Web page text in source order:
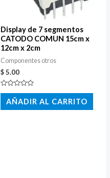
Display de 7 segmentos
CATODO COMUN 15cm x
12cm x 2cm
Componentes otros
$5.00
Valorado
con
de
AÑADIR AL CARRITO